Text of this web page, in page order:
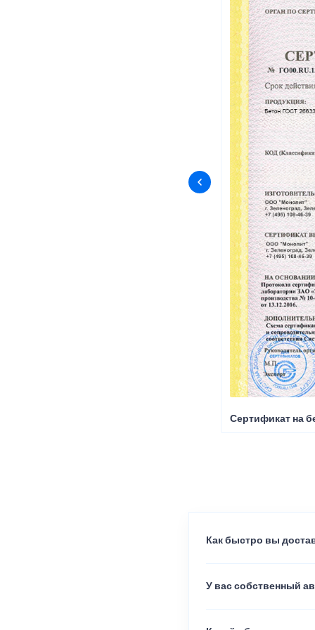
Сертификат на
Как быстро вы
У вас собственный